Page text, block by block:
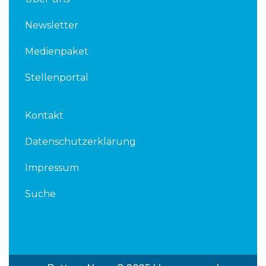
Newsletter
Medienpaket
Stellenportal
Kontakt
Datenschutzerklärung
Impressum
Suche